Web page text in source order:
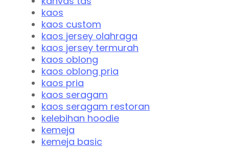
kaos
kaos custom
kaos jersey olahraga
kaos jersey termurah
kaos oblong
kaos oblong pria
kaos pria
kaos seragam
kaos seragam restoran
kelebihan hoodie
kemeja
kemeja basic